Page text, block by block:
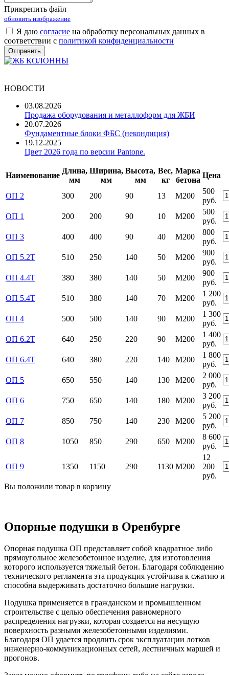
Прикрепить файл
обновить изображение
Я даю согласие на обработку персональных данных в
соответствии с политикой конфиденциальности
НОВОСТИ
03.08.2026
Продажа оборудования и металлоформ для ЖБИ
20.07.2026
Фундаментные блоки ФБС (некондиция)
19.12.2025
Цвет 2026 года по версии Pantone.
Наименование
Длина,
мм
Ширина,
мм
Высота,
мм
Вес,
кг
Марка
бетона
Цена
ОП 2 300 200 90 13 М200
500
руб.
ОП 1
200 200 90 10 М200
500
руб.
ОП 3
400 400 90 40 М200
800
руб.
ОП 5.2Т
510 250 140 50 М200
900
руб.
ОП 4.4Т
380 380 140 50 М200
900
руб.
ОП 5.4Т
510 380 140 70 М200
1 200
руб.
ОП 4
500 500 140 90 М200
1 300
руб.
ОП 6.2Т
640 250 220 90 М200
1 400
руб.
ОП 6.4Т
640 380 220 140 М200
1 800
руб.
ОП 5
650 550 140 130 М200
2 000
руб.
ОП 6
750 650 140 180 М200
3 200
руб.
ОП 7
850 750 140 230 М200
5 200
руб.
ОП 8
1050 850 290 650 М200
8 600
руб.
ОП 9 1350 1150 290 1130 М200
12
200
руб.
Вы положили товар в корзину
Опорные подушки в Оренбурге
Опорная подушка ОП представляет собой квадратное либо
прямоугольное железобетонное изделие, для изготовления
которого используется тяжелый бетон. Благодаря соблюдению
технического регламента эта продукция устойчива к сжатию и
способна выдерживать достаточно большие нагрузки.
Подушка применяется в гражданском и промышленном
строительстве с целью обеспечения равномерного
распределения нагрузки, которая создается на несущую
поверхность разными железобетонными изделиями.
Благодаря ОП удается продлить срок эксплуатации лотков
инженерно-коммуникационных сетей, лестничных маршей и
прогонов.